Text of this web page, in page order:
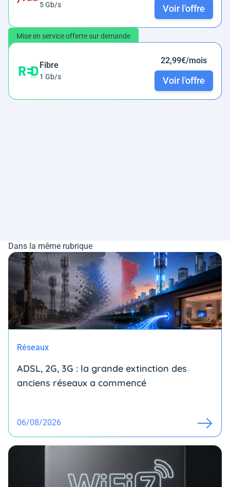
5 Gb/s Voir l'offre
Mise en service offerte sur demande
Fibre
1 Gb/s
22,99€/mois
Voir l'offre
Dans la même rubrique
Réseaux
ADSL, 2G, 3G : la grande extinction des
anciens réseaux a commencé
06/08/2026